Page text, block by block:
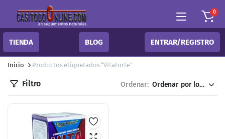
0
TIENDA BLOG ENTRAR/REGISTRO
Inicio Productos etiquetados “VitaForte”
Filtro Ordenar: